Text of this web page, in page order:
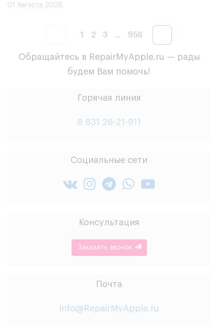
01 Августа 2026
1 2 3 ... 956
Обращайтесь в RepairMyApple.ru — рады
будем Вам помочь!
Горячая линия
8 831 26-21-911
Социальные сети
Консультация
Заказать звонок
Почта
info@RepairMyApple.ru